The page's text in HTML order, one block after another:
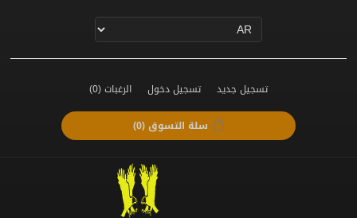
تسجيل جديد تسجيل دخول الرغبات(0)
سلة التسوق(0)